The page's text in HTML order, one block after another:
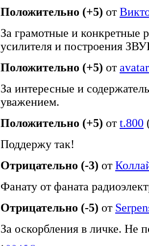
Положительно (+5) от
За грамотные и конкретные
усилителя и построения
Положительно (+5) отavatar
За интересные и
уважением.
Положительно (+5) отt.800
Поддержу так!
Отрицательно (-3) от
Фанату от фаната
Отрицательно (-5) от
За оскорбления в личке. Не